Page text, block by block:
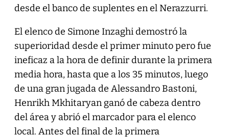
desde el banco de suplentes en el Nerazzurri.
El elenco de Simone Inzaghi demostró la
superioridad desde el primer minuto pero fue
ineficaz a la hora de definir durante la primera
media hora, hasta que a los 35 minutos, luego
de una gran jugada de Alessandro Bastoni,
Henrikh Mkhitaryan ganó de cabeza dentro
del área y abrió el marcador para el elenco
local. Antes del final de la primera